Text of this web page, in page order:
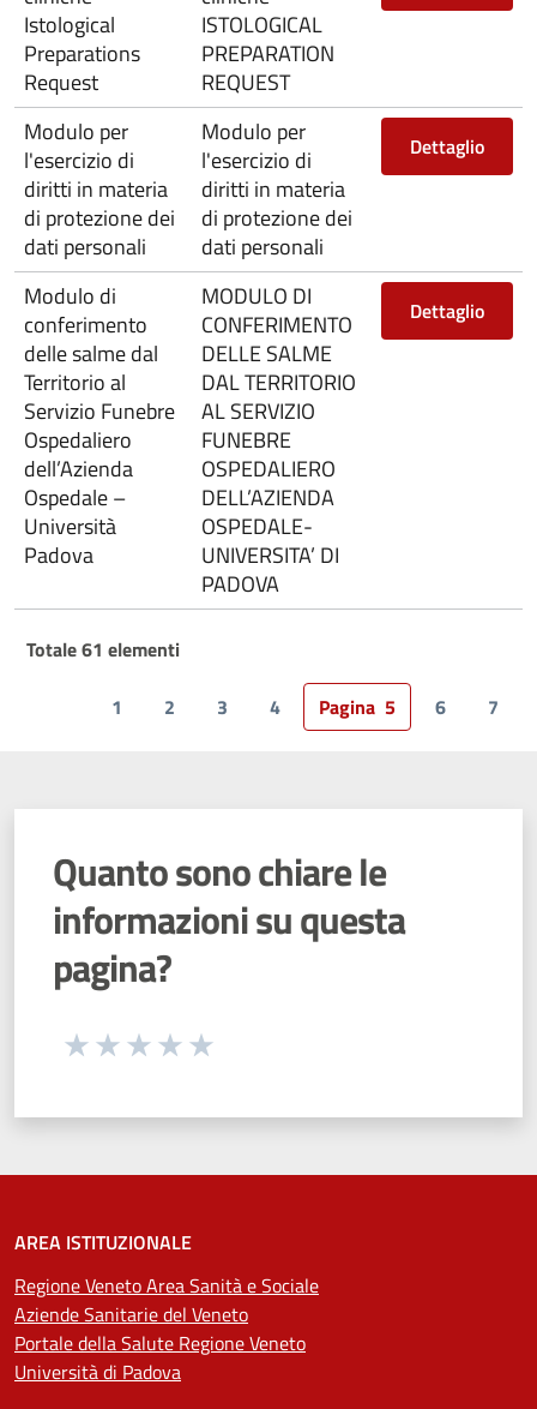
Istological
Preparations
Request
ISTOLOGICAL
PREPARATION
REQUEST
Modulo per
l'esercizio di
diritti in materia
di protezione dei
dati personali
Modulo per
l'esercizio di
diritti in materia
di protezione dei
dati personali
Dettaglio
Modulo di
conferimento
delle salme dal
Territorio al
Servizio Funebre
Ospedaliero
dell’Azienda
Ospedale –
Università
Padova
MODULO DI
CONFERIMENTO
DELLE SALME
DAL TERRITORIO
AL SERVIZIO
FUNEBRE
OSPEDALIERO
DELL’AZIENDA
OSPEDALE-
UNIVERSITA’ DI
PADOVA
Dettaglio
Totale 61 elementi
1
2 3 4 Pagina 5 6 7
Quanto sono chiare le
informazioni su questa
pagina?
Seleziona una valutazione da 1 a 5 stelle
AREA ISTITUZIONALE
Regione Veneto Area Sanità e Sociale
Aziende Sanitarie del Veneto
Portale della Salute Regione Veneto
Università di Padova